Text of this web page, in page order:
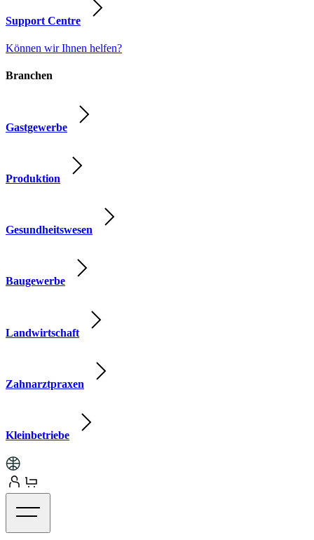
Support Centre
Können wir Ihnen helfen?
Branchen
Gastgewerbe
Produktion
Gesundheitswesen
Baugewerbe
Landwirtschaft
Zahnarztpraxen
Kleinbetriebe